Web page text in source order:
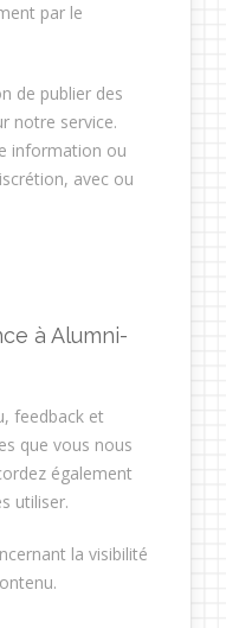
par le
de publier des
notre service.
information ou
avec ou
à Alumni-
feedback et
que vous nous
également
utiliser.
la visibilité